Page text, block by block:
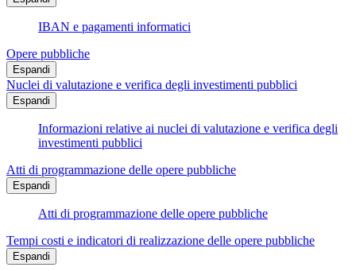
IBAN e pagamenti informatici
Opere pubbliche
Espandi
Nuclei di valutazione e verifica degli investimenti pubblici
Espandi
Informazioni relative ai nuclei di valutazione e verifica degli
investimenti pubblici
Atti di programmazione delle opere pubbliche
Espandi
Atti di programmazione delle opere pubbliche
Tempi costi e indicatori di realizzazione delle opere pubbliche
Espandi